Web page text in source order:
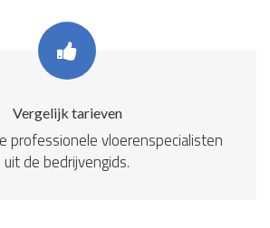
Vergelijk tarieven
professionele vloerenspecialisten
uit de bedrijvengids.